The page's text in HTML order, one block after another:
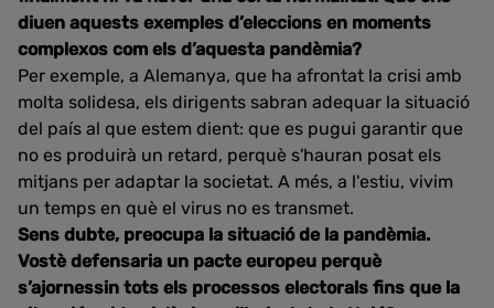
diuen aquests exemples d’eleccions en moments
complexos com els d’aquesta pandèmia?
Per exemple, a Alemanya, que ha afrontat la crisi amb
molta solidesa, els dirigents sabran adequar la situació
del país al que estem dient: que es pugui garantir que
no es produirà un retard, perquè s'hauran posat els
mitjans per adaptar la societat. A més, a l'estiu, vivim
un temps en què el virus no es transmet.
Sens dubte, preocupa la situació de la pandèmia.
Vostè defensaria un pacte europeu perquè
s’ajornessin tots els processos electorals fins que la